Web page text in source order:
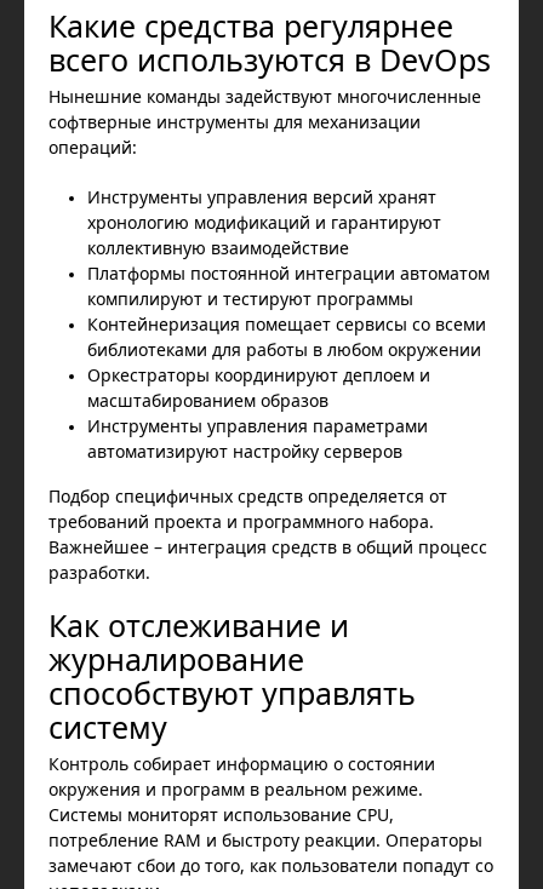
Какие средства регулярнее
всего используются в DevOps
Нынешние команды задействуют многочисленные
софтверные инструменты для механизации
операций:
Инструменты управления версий хранят
хронологию модификаций и гарантируют
коллективную взаимодействие
Платформы постоянной интеграции автоматом
компилируют и тестируют программы
Контейнеризация помещает сервисы со всеми
библиотеками для работы в любом окружении
Оркестраторы координируют деплоем и
масштабированием образов
Инструменты управления параметрами
автоматизируют настройку серверов
Подбор специфичных средств определяется от
требований проекта и программного набора.
Важнейшее – интеграция средств в общий процесс
разработки.
Как отслеживание и
журналирование
способствуют управлять
систему
Контроль собирает информацию о состоянии
окружения и программ в реальном режиме.
Системы мониторят использование CPU,
потребление RAM и быстроту реакции. Операторы
замечают сбои до того, как пользователи попадут со